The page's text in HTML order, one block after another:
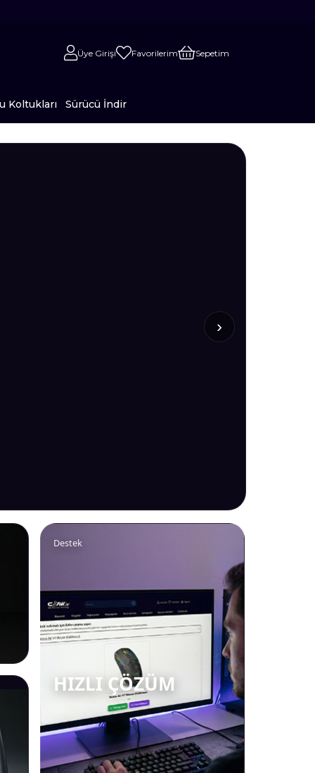
Üye Girişi Favorilerim Sepetim
Koltukları Sürücü İndir
›
Destek
HIZLI ÇÖZÜM